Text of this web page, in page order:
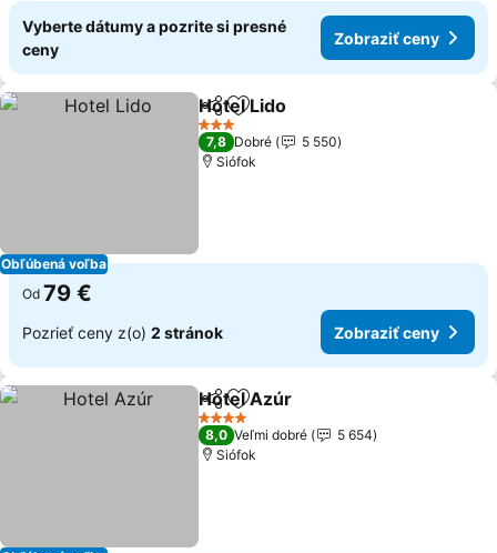
Vyberte dátumy a pozrite si presné
ceny
Zobraziť ceny
Obľúbená voľba
ZdieľaťPridať do obľúbených
Hotel Lido
3 Počet hviezdičiek
7,8 Dobré
5 550
Siófok
Od 79 €
Pozrieť ceny z(o) 2 stránok Zobraziť ceny
ZdieľaťPridať do obľúbených
Hotel Azúr
4 Počet hviezdičiek
8,0 Veľmi dobré
5 654
Siófok